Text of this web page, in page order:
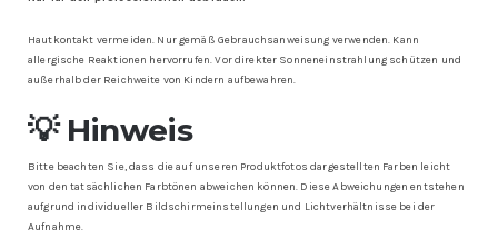
Hautkontakt vermeiden. Nur gemäß Gebrauchsanweisung verwenden. Kann
allergische Reaktionen hervorrufen. Vor direkter Sonneneinstrahlung schützen und
außerhalb der Reichweite von Kindern aufbewahren.
💡 Hinweis
Bitte beachten Sie, dass die auf unseren Produktfotos dargestellten Farben leicht
von den tatsächlichen Farbtönen abweichen können. Diese Abweichungen entstehen
aufgrund individueller Bildschirmeinstellungen und Lichtverhältnisse bei der
Aufnahme.